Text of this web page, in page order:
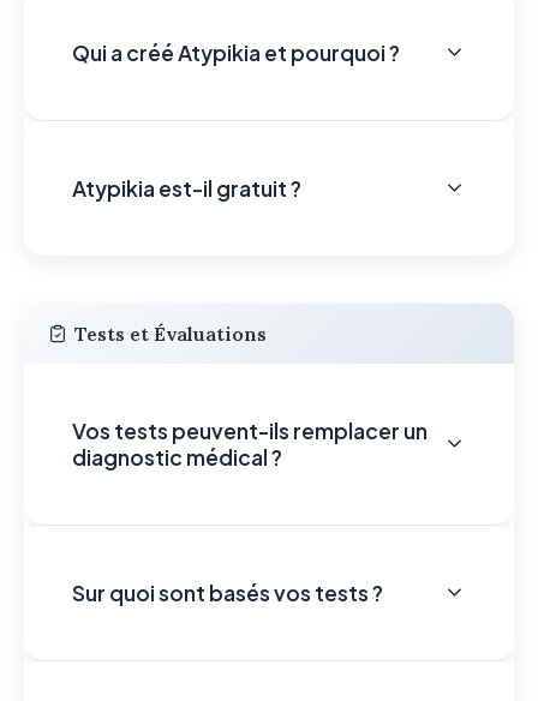
Qui a créé Atypikia et pourquoi ?
Atypikia est-il gratuit ?
Tests et Évaluations
Vos tests peuvent-ils remplacer un
diagnostic médical ?
Sur quoi sont basés vos tests ?